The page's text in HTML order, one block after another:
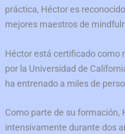
práctica, Héctor es
mejores maestros de
Héctor está certificado como
por la Universidad de
ha entrenado a miles de
Como parte de su formación,
intensivamente durante dos